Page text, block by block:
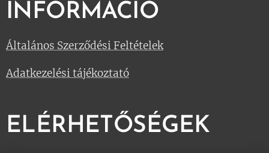
INFORMÁCIÓ
Általános Szerződési Feltételek
Adatkezelési tájékoztató
ELÉRHETŐSÉGEK